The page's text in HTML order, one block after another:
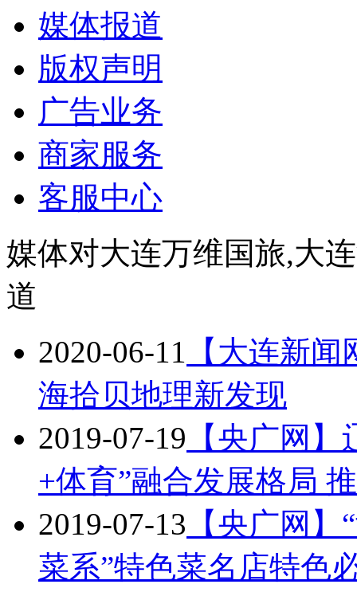
媒体报道
版权声明
广告业务
商家服务
客服中心
媒体对大连万维国旅,大
道
2020-06-11 【大连新
海拾贝地理新发现
2019-07-19 【央广网
+体育”融合发展格局
2019-07-13 【央广网
菜系”特色菜名店特色